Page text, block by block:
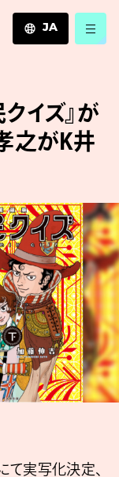
JA
ZH
イズ』が
之がK井
て実写化決定、